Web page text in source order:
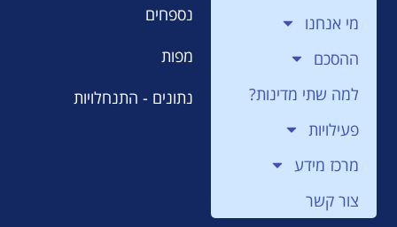
מי אנחנו
ההסכם
למה שתי מדינות?
פעילויות
מרכז מידע
צור קשר
נספחים
מפות
נתונים - התנחלויות